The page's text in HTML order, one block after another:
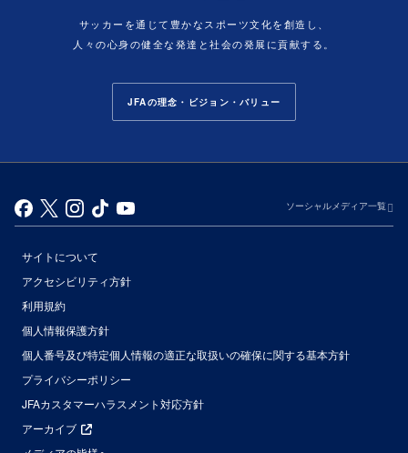
サッカーを通じて豊かなスポーツ文化を創造し、
人々の心身の健全な発達と社会の発展に貢献する。
JFAの理念・ビジョン・バリュー
ソーシャルメディア一覧
サイトについて
アクセシビリティ方針
利用規約
個人情報保護方針
個人番号及び特定個人情報の適正な取扱いの確保に関する基本方針
プライバシーポリシー
JFAカスタマーハラスメント対応方針
アーカイブ